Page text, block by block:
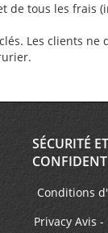
de tous les frais
Les clients ne
SÉCURITÉ ET
Conditions
Privacy Avis